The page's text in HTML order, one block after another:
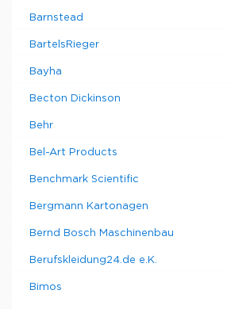
Barnstead
BartelsRieger
Bayha
Becton Dickinson
Behr
Bel-Art Products
Benchmark Scientific
Bergmann Kartonagen
Bernd Bosch Maschinenbau
Berufskleidung24.de e.K.
Bimos